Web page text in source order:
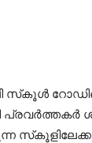
സ്‌കൂള്‍